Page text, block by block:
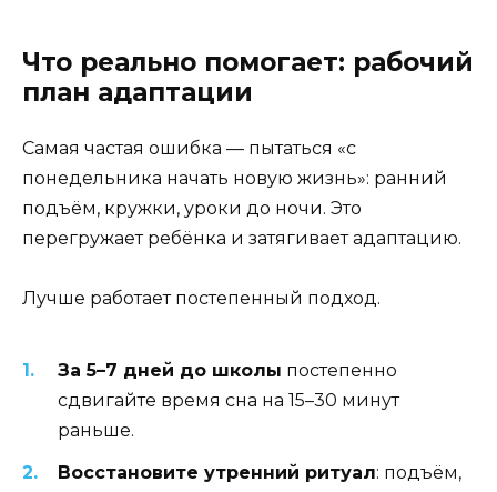
Что реально помогает: рабочий
план адаптации
Самая частая ошибка — пытаться «с
понедельника начать новую жизнь»: ранний
подъём, кружки, уроки до ночи. Это
перегружает ребёнка и затягивает адаптацию.
Лучше работает постепенный подход.
За 5–7 дней до школы постепенно
сдвигайте время сна на 15–30 минут
раньше.
Восстановите утренний ритуал: подъём,